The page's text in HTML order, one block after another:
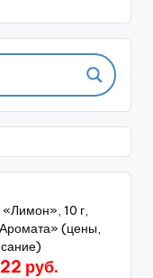
10 г,
(цены,
руб.